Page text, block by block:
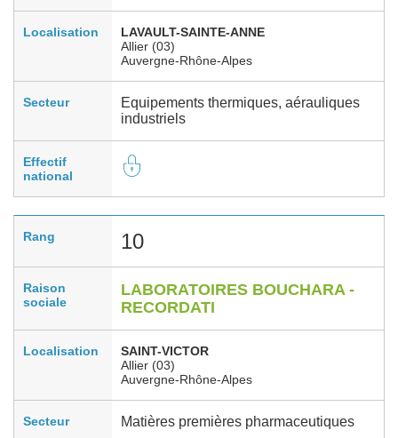
Localisation
LAVAULT-SAINTE-ANNE
Allier (03)
Auvergne-Rhône-Alpes
Secteur
Equipements thermiques, aérauliques
industriels
Effectif
national
Rang 10
Raison
sociale
LABORATOIRES BOUCHARA -
RECORDATI
Localisation
SAINT-VICTOR
Allier (03)
Auvergne-Rhône-Alpes
Secteur Matières premières pharmaceutiques